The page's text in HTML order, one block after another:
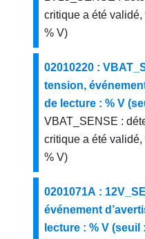
critique a été
% V)
02010220 :
tension,
de lecture : % V
VBAT_SENSE :
critique a été
% V)
0201071A :
événement
lecture : % V (seuil